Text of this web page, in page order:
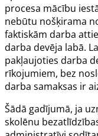
procesa mācību
nebūtu nošķirama
faktiskām darba
darba devēja labā.
pakļaujoties darba
rīkojumiem, bez
darba samaksas ir
Šādā gadījumā, ja
skolēnu